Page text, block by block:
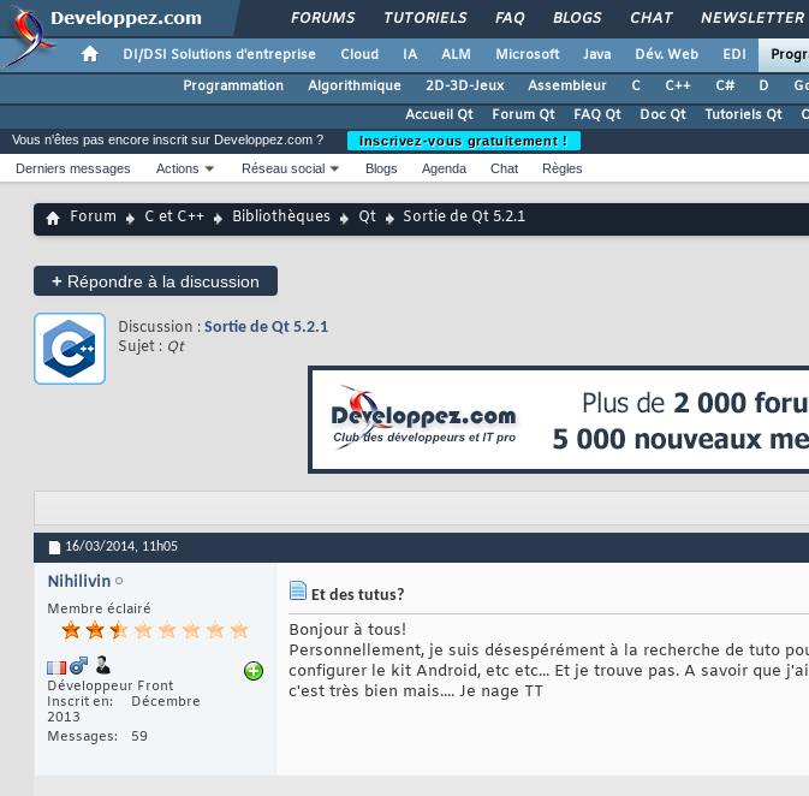
FORUMS TUTORIELS FAQ BLOGS CHAT NEWSLETTER
DI/DSI Solutions d'entreprise Cloud IA ALM Microsoft Java Dév. Web EDI
Programmation
Algorithmique 2D-3D-Jeux Assembleur C C++ C# D
Accueil Qt
Forum Qt FAQ Qt Doc Qt Tutoriels Qt
Vous n'êtes pas encore inscrit sur Developpez.com ?
Inscrivez-vous gratuitement !
Derniers messages
Actions Réseau social Blogs Agenda Chat Règles
Forum C et C++ Bibliothèques Qt Sortie de Qt 5.2.1
+ Répondre à la discussion
Discussion : Sortie de Qt 5.2.1
Sujet : Qt
16/03/2014, 11h05
Nihilivin
Membre éclairé
Développeur Front
Inscrit en
Décembre
2013
Messages
59
Et des tutus?
Bonjour à tous!
Personnellement, je suis désespérément à la recherche de tuto
configurer le kit Android, etc etc... Et je trouve pas. A savoir que
c'est très bien mais.... Je nage TT